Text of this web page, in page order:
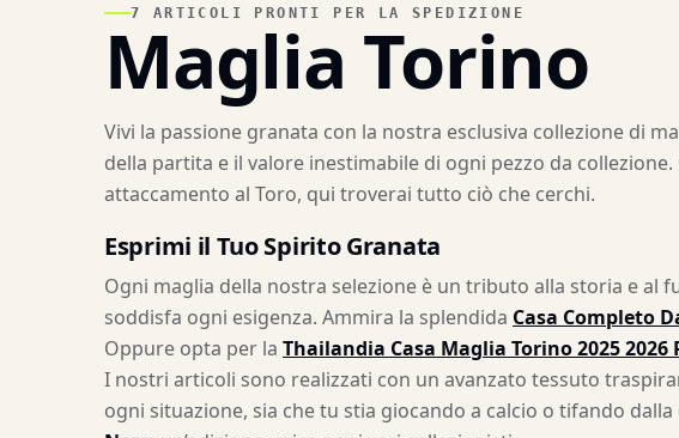
7 ARTICOLI PRONTI PER LA SPEDIZIONE
Maglia Torino
Vivi la passione granata con la nostra esclusiva collezione di
della partita e il valore inestimabile di ogni pezzo da
attaccamento al Toro, qui troverai tutto ciò che cerchi.
Esprimi il Tuo Spirito Granata
Ogni maglia della nostra selezione è un tributo alla storia e al
soddisfa ogni esigenza. Ammira la splendida Casa Completo
Oppure opta per la Thailandia Casa Maglia Torino 2025 2026
I nostri articoli sono realizzati con un avanzato tessuto
ogni situazione, sia che tu stia giocando a calcio o tifando